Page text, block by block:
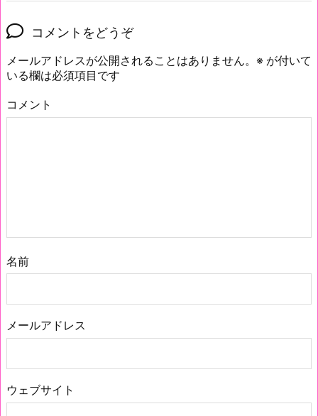
コメントをどうぞ
メールアドレスが公開されることはありません。 ※ が付いて
いる欄は必須項目です
コメント
名前
メールアドレス
ウェブサイト